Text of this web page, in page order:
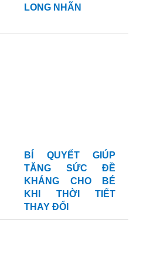
LONG NHÃN
BÍ QUYẾT GIÚP
TĂNG SỨC ĐỀ
KHÁNG CHO BÉ
KHI THỜI TIẾT
THAY ĐỔI